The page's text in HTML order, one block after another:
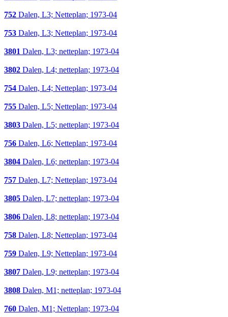
752 Dalen, L3; Netteplan; 1973-04
753 Dalen, L3; Netteplan; 1973-04
3801 Dalen, L3; netteplan; 1973-04
3802 Dalen, L4; netteplan; 1973-04
754 Dalen, L4; Netteplan; 1973-04
755 Dalen, L5; Netteplan; 1973-04
3803 Dalen, L5; netteplan; 1973-04
756 Dalen, L6; Netteplan; 1973-04
3804 Dalen, L6; netteplan; 1973-04
757 Dalen, L7; Netteplan; 1973-04
3805 Dalen, L7; netteplan; 1973-04
3806 Dalen, L8; netteplan; 1973-04
758 Dalen, L8; Netteplan; 1973-04
759 Dalen, L9; Netteplan; 1973-04
3807 Dalen, L9; netteplan; 1973-04
3808 Dalen, M1; netteplan; 1973-04
760 Dalen, M1; Netteplan; 1973-04